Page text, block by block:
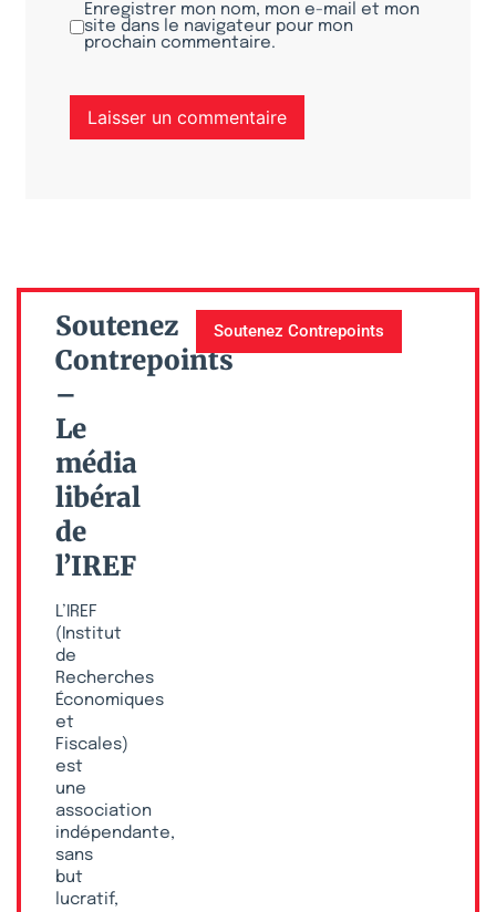
Enregistrer mon nom, mon e-mail et mon
site dans le navigateur pour mon
prochain commentaire.
Soutenez
Contrepoints
–
Le
média
libéral
de
l’IREF
L’IREF
(Institut
de
Recherches
Économiques
et
Fiscales)
est
une
association
indépendante,
sans
but
lucratif,
Soutenez Contrepoints